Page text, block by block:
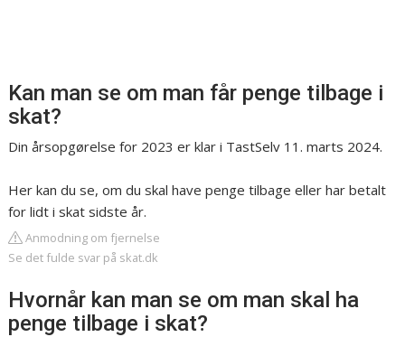
Kan man se om man får penge tilbage i
skat?
Din årsopgørelse for 2023 er klar i TastSelv 11. marts 2024.
Her kan du se, om du skal have penge tilbage eller har betalt
for lidt i skat sidste år.
Anmodning om fjernelse
Se det fulde svar på skat.dk
Hvornår kan man se om man skal ha
penge tilbage i skat?